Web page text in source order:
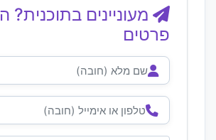
מעוניינים בתוכנית?
פרטים